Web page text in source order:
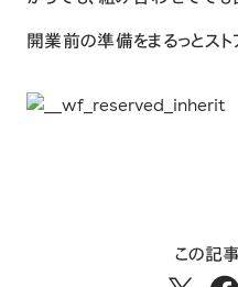
開業前の準備をまるっとス
この記